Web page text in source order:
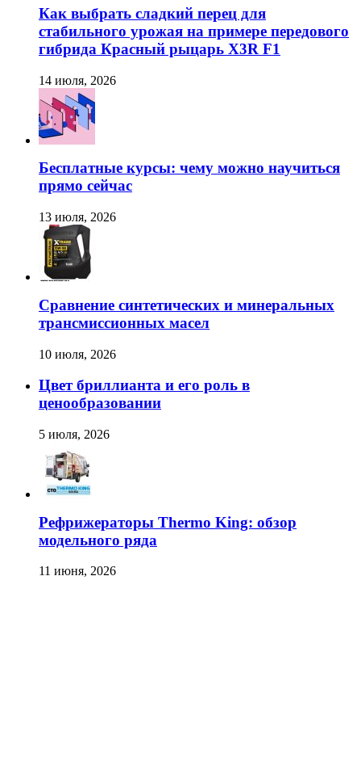
Как выбрать сладкий перец для
стабильного урожая на примере передового
гибрида Красный рыцарь X3R F1
14 июля, 2026
Бесплатные курсы: чему можно научиться
прямо сейчас
13 июля, 2026
Сравнение синтетических и минеральных
трансмиссионных масел
10 июля, 2026
Цвет бриллианта и его роль в
ценообразовании
5 июля, 2026
Рефрижераторы Thermo King: обзор
модельного ряда
11 июня, 2026